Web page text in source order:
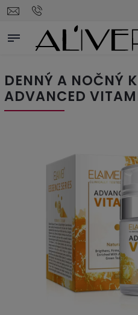
DENNÝ A NOČNÝ
ADVANCED